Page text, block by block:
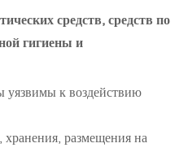
средств, средств по
гигиены и
уязвимы к воздействию
хранения, размещения на